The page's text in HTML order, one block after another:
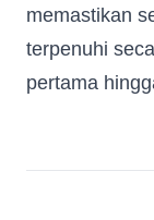
memastikan
terpenuhi
pertama